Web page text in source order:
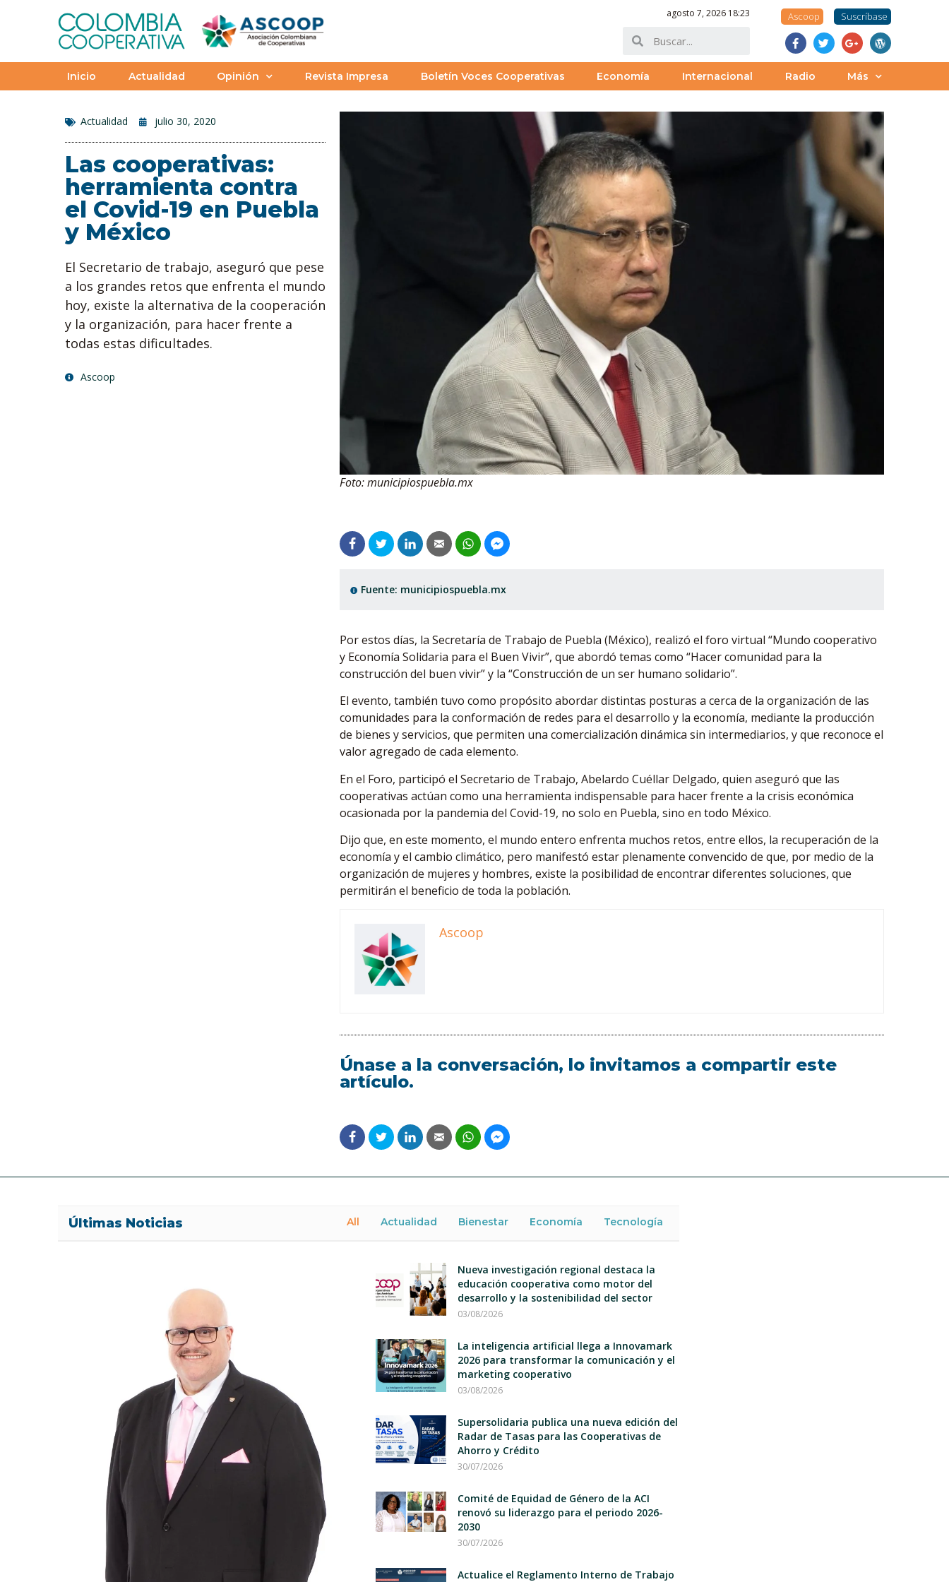
agosto 7, 2026 18:23 Ascoop Suscríbase
Inicio Actualidad Opinión Revista Impresa Boletín Voces Cooperativas Economía Internacional Radio Más
Actualidad julio 30, 2020
Las cooperativas:
herramienta contra
el Covid-19 en Puebla
y México
El Secretario de trabajo, aseguró que pese
a los grandes retos que enfrenta el mundo
hoy, existe la alternativa de la cooperación
y la organización, para hacer frente a
todas estas dificultades.
Ascoop
Foto: municipiospuebla.mx
Fuente: municipiospuebla.mx
Por estos días, la Secretaría de Trabajo de Puebla (México), realizó el foro virtual “Mundo cooperativo
y Economía Solidaria para el Buen Vivir”, que abordó temas como “Hacer comunidad para la
construcción del buen vivir” y la “Construcción de un ser humano solidario”.
El evento, también tuvo como propósito abordar distintas posturas a cerca de la organización de las
comunidades para la conformación de redes para el desarrollo y la economía, mediante la producción
de bienes y servicios, que permiten una comercialización dinámica sin intermediarios, y que reconoce el
valor agregado de cada elemento.
En el Foro, participó el Secretario de Trabajo, Abelardo Cuéllar Delgado, quien aseguró que las
cooperativas actúan como una herramienta indispensable para hacer frente a la crisis económica
ocasionada por la pandemia del Covid-19, no solo en Puebla, sino en todo México.
Dijo que, en este momento, el mundo entero enfrenta muchos retos, entre ellos, la recuperación de la
economía y el cambio climático, pero manifestó estar plenamente convencido de que, por medio de la
organización de mujeres y hombres, existe la posibilidad de encontrar diferentes soluciones, que
permitirán el beneficio de toda la población.
Ascoop
Únase a la conversación, lo invitamos a compartir este
artículo.
Últimas Noticias All Actualidad Bienestar Economía Tecnología
Nueva investigación regional destaca la
educación cooperativa como motor del
desarrollo y la sostenibilidad del sector
03/08/2026
La inteligencia artificial llega a Innovamark
2026 para transformar la comunicación y el
marketing cooperativo
03/08/2026
Supersolidaria publica una nueva edición del
Radar de Tasas para las Cooperativas de
Ahorro y Crédito
30/07/2026
Comité de Equidad de Género de la ACI
renovó su liderazgo para el periodo 2026-
2030
30/07/2026
Actualice el Reglamento Interno de Trabajo